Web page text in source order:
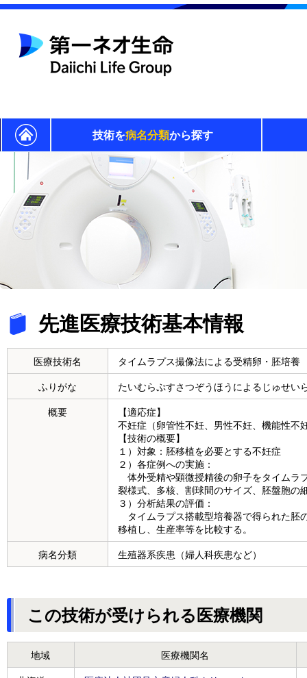
技術を病名分類から探す
先進医療技術基本情報
医療技術名 タイムラプス撮像法による受精卵・胚培養
ふりがな たいむらぷすさつぞうほうによるじゅせい
概要
【適応症】
不妊症（卵管性不妊、男性不妊、機能性不
【技術の概要】
１）対象：胚移植を必要とする不妊症
２）各症例への実施：
体外受精や顕微授精後の卵子をタイムラ
裂様式、多核、割球間のサイズ、胚盤胞の
３）分析結果の評価：
タイムラプス搭載型培養器で得られた胚
移植し、生産率等を比較する。
病名分類 生殖器系疾患（婦人科疾患など）
この技術が受けられる医療機関
地域 医療機関名